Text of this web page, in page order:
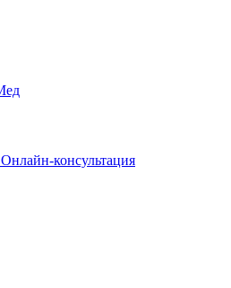
Онлайн-консультация